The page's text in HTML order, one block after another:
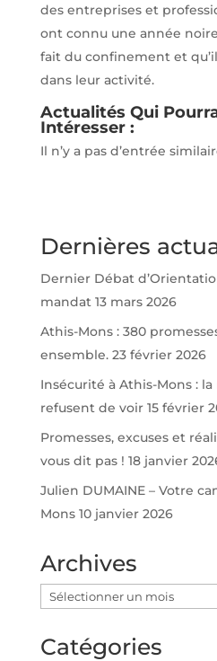
des entreprises et
ont connu une année
fait du confinement et
dans leur activité.
Actualités Qui
Intéresser :
Il n’y a pas d’entrée
Dernières
Dernier Débat
mandat 13 mars 2026
Athis-Mons : 380
ensemble. 23 février 2026
Insécurité à Athis-Mons :
refusent de voir 15 février
Promesses, excuses et
vous dit pas ! 18 janvier
Julien DUMAINE – Votre
Mons 10 janvier 2026
Archives
Archives
Catégories